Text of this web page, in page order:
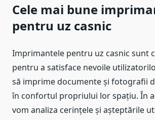
Cele mai bune
pentru uz casnic
Imprimantele pentru uz casnic sunt
pentru a satisface nevoile
să imprime documente și fotografii
în confortul propriului lor spațiu. În
vom analiza cerințele și așteptările